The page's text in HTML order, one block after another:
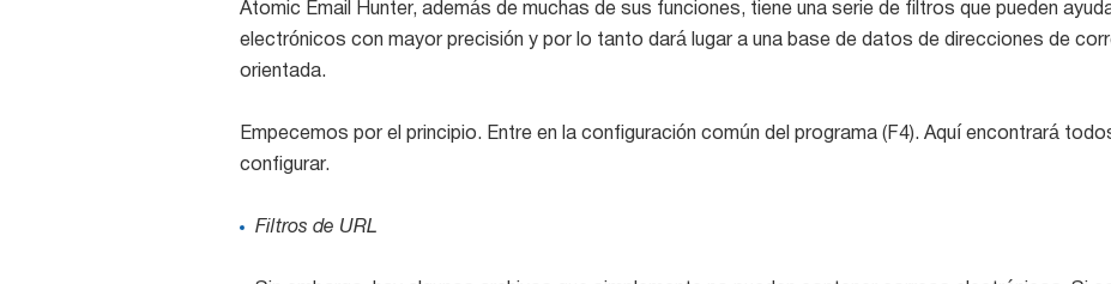
Atomic Email Hunter, además de muchas de sus funciones, tiene una serie de filtros que pueden
electrónicos con mayor precisión y por lo tanto dará lugar a una base de datos de direcciones de
orientada.
Empecemos por el principio. Entre en la configuración común del programa (F4). Aquí encontrará
configurar.
Filtros de URL